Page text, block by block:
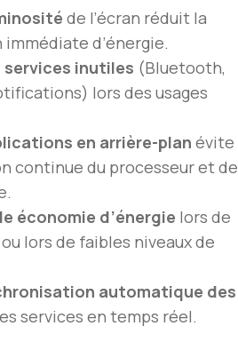
de l’écran réduit la
d’énergie.
services inutiles (Bluetooth,
lors des usages
en arrière-plan évite
continue du processeur et de
économie d’énergie lors de
lors de faibles niveaux de
automatique des
services en temps réel.